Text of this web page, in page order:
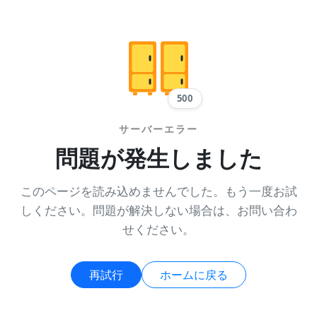
500
サーバーエラー
問題が発生しました
このページを読み込めませんでした。もう一度お試
しください。問題が解決しない場合は、お問い合わ
せください。
再試行 ホームに戻る